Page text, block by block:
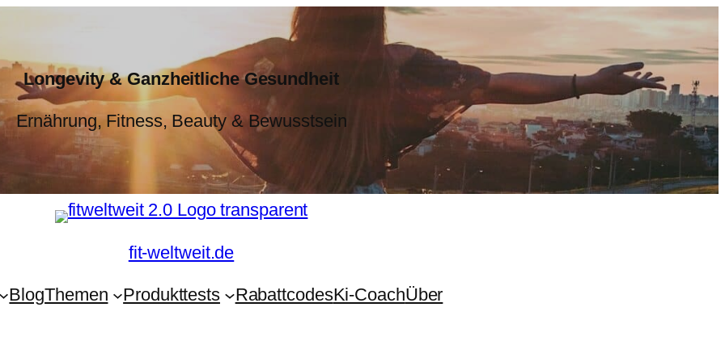
Longevity & Ganzheitliche Gesundheit
Ernährung, Fitness, Beauty & Bewusstsein
fit-weltweit.de
BlogThemen Produkttests RabattcodesKi-CoachÜber